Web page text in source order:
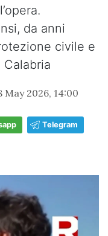
da anni
civile e
May 2026, 14:00
Telegram